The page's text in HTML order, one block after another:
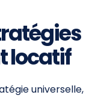
locatif
universelle,